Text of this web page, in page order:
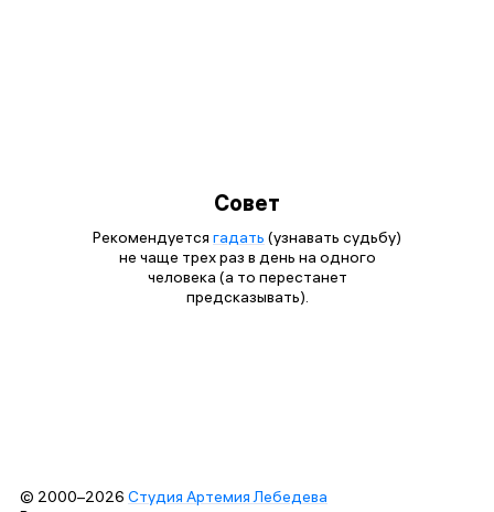
Совет
Рекомендуется гадать (узнавать судьбу)
не чаще трех раз в день на одного
человека (а то перестанет
предсказывать).
© 2000–2026 Студия Артемия Лебедева